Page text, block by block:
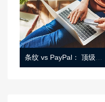
条纹 vs PayPal： 顶级功能， 定价 （和更多！